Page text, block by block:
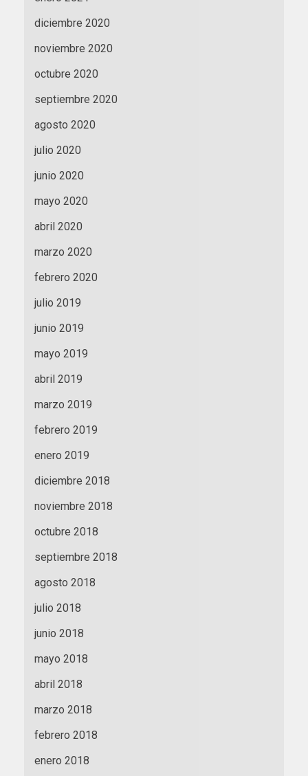
diciembre 2020
noviembre 2020
octubre 2020
septiembre 2020
agosto 2020
julio 2020
junio 2020
mayo 2020
abril 2020
marzo 2020
febrero 2020
julio 2019
junio 2019
mayo 2019
abril 2019
marzo 2019
febrero 2019
enero 2019
diciembre 2018
noviembre 2018
octubre 2018
septiembre 2018
agosto 2018
julio 2018
junio 2018
mayo 2018
abril 2018
marzo 2018
febrero 2018
enero 2018